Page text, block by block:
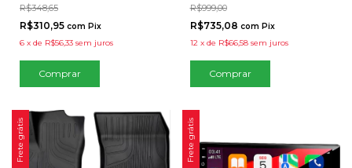
R$348,65
R$310,95 com Pix
6 x de R$56,33 sem juros
R$999,00
R$735,08 com Pix
12 x de R$66,58 sem juros
Frete grátis Frete grátis